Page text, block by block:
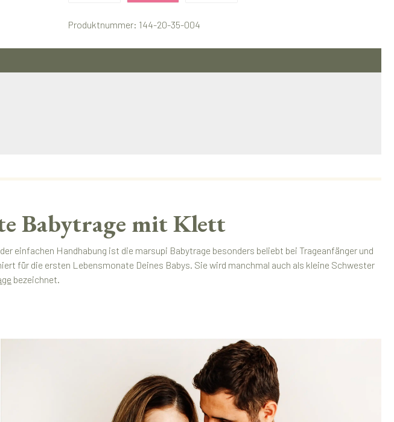
Produktnummer: 144-20-35-004
Babytrage mit Klett
einfachen Handhabung ist die marsupi Babytrage besonders beliebt bei Trageanfänger und
für die ersten Lebensmonate Deines Babys. Sie wird manchmal auch als kleine Schwester
bezeichnet.